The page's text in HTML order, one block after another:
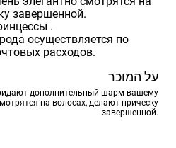
завершенной.
.
осуществляется по
расходов.
על המוכר
дополнительный шарм вашему
на волосах, делают прическу
завершенной.